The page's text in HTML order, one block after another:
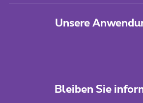
Unsere
Bleiben Sie